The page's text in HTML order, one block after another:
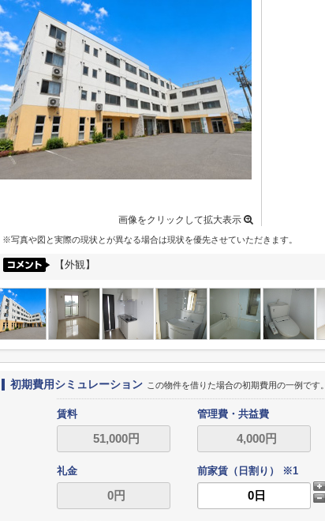
画像をクリックして拡大表示
※写真や図と実際の現状とが異なる場合は現状を優先させていただきます。
【外観】
初期費用シミュレーション この物件を借りた場合の初期費用の一例です。
賃料 管理費・共益費
礼金 前家賃（日割り） ※1